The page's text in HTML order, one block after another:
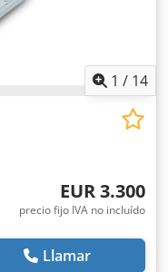
1 / 14
EUR 3.300
precio fijo IVA no incluído
Llamar